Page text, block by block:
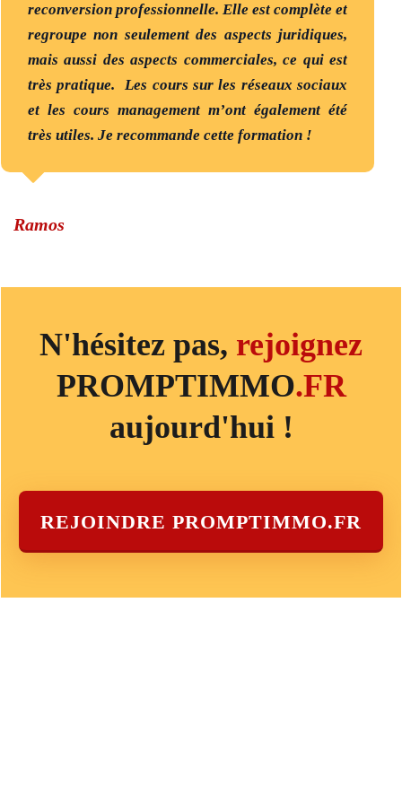
reconversion professionnelle. Elle est complète et
regroupe non seulement des aspects juridiques,
mais aussi des aspects commerciales, ce qui est
très pratique. Les cours sur les réseaux sociaux
et les cours management m’ont également été
très utiles. Je recommande cette formation !
Ramos
N'hésitez pas, rejoignez
PROMPTIMMO.FR
aujourd'hui !
REJOINDRE PROMPTIMMO.FR